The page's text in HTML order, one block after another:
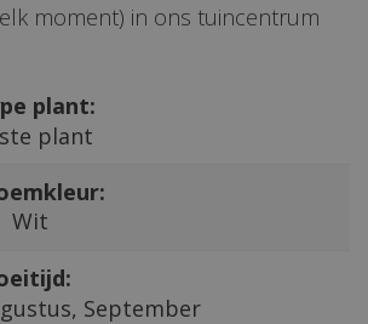
moment) in ons tuincentrum
plant:
plant
Wit
September